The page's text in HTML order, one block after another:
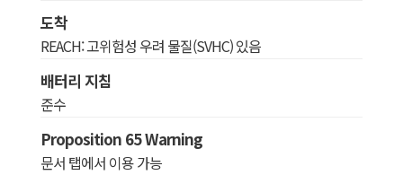
도착
REACH: 고위험성 우려 물질(SVHC) 있음
배터리 지침
준수
Proposition 65 Warning
문서 탭에서 이용 가능